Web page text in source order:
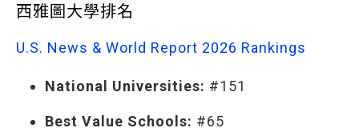
西雅圖大學排名
U.S. News & World Report 2026 Rankings
National Universities: #151
Best Value Schools: #65